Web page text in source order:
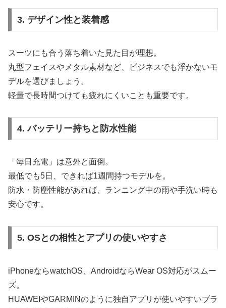
3. デザイン性と装着感
スーツにも合う落ち着いた見た目が理想。
丸型フェイスやメタル素材など、ビジネスでも浮かないモ
デルを選びましょう。
軽量で長時間つけても疲れにくいことも重要です。
4. バッテリー持ちと防水性能
「毎日充電」は意外と面倒。
最低でも5日、できれば1週間持つモデルを。
防水・防塵性能があれば、ランニング中の雨や手洗い時も
安心です。
5. OSとの相性とアプリの使いやすさ
iPhoneならwatchOS、AndroidならWear OS対応がスムー
ズ。
HUAWEIやGARMINのように独自アプリが使いやすいブラ